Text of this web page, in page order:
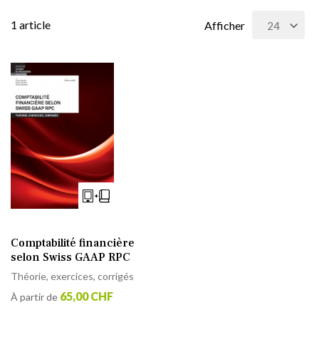
1 article Afficher
Comptabilité financière
selon Swiss GAAP RPC
Théorie, exercices, corrigés
À partir de 65,00 CHF